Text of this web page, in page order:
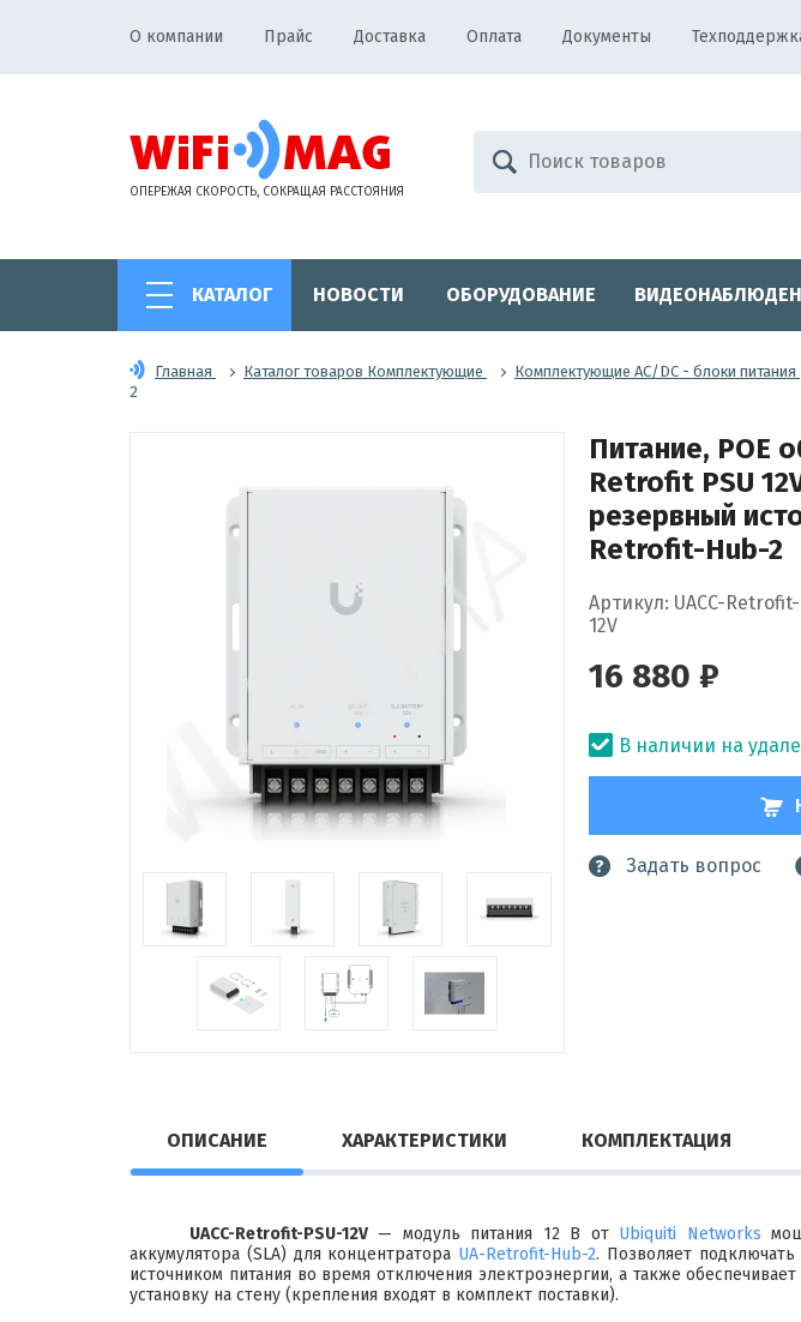
О компании Прайс Доставка Оплата Документы
ОПЕРЕЖАЯ СКОРОСТЬ, СОКРАЩАЯ РАССТОЯНИЯ
КАТАЛОГ НОВОСТИ ОБОРУДОВАНИЕ
Главная Каталог товаров Комплектующие Комплектующие AC/DC - блоки питания
2
Питание, POE
Retrofit PSU
резервный
Retrofit-Hub-2
Артикул: UACC-
12V
16 880 ₽
В наличии на
Задать вопрос
ОПИСАНИЕ ХАРАКТЕРИСТИКИ КОМПЛЕКТАЦИЯ
UACC-Retrofit-PSU-12V — модуль питания 12 В от Ubiquiti Networks
аккумулятора (SLA) для концентратора UA-Retrofit-Hub-2. Позволяет
источником питания во время отключения электроэнергии, а также
установку на стену (крепления входят в комплект поставки).